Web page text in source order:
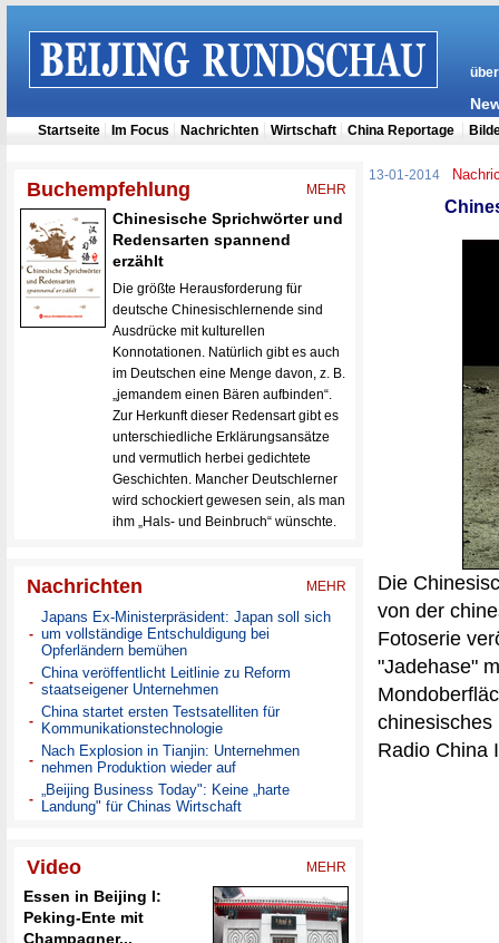
13-01-2014
Die
von der
Fotoserie
"Jadehase"
chinesisches
Radio China